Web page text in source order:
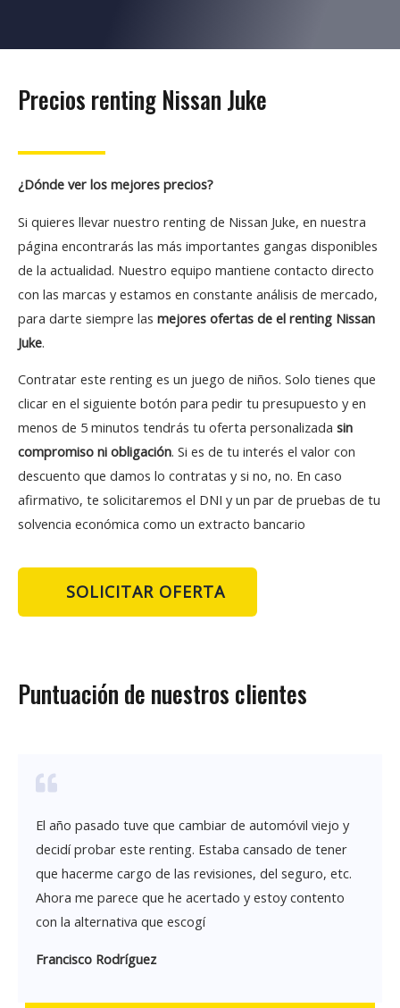
Precios renting Nissan Juke
¿Dónde ver los mejores precios?
Si quieres llevar nuestro renting de Nissan Juke, en nuestra
página encontrarás las más importantes gangas disponibles
de la actualidad. Nuestro equipo mantiene contacto directo
con las marcas y estamos en constante análisis de mercado,
para darte siempre las mejores ofertas de el renting Nissan
Juke.
Contratar este renting es un juego de niños. Solo tienes que
clicar en el siguiente botón para pedir tu presupuesto y en
menos de 5 minutos tendrás tu oferta personalizada sin
compromiso ni obligación. Si es de tu interés el valor con
descuento que damos lo contratas y si no, no. En caso
afirmativo, te solicitaremos el DNI y un par de pruebas de tu
solvencia económica como un extracto bancario
SOLICITAR OFERTA
Puntuación de nuestros clientes
El año pasado tuve que cambiar de automóvil viejo y
decidí probar este renting. Estaba cansado de tener
que hacerme cargo de las revisiones, del seguro, etc.
Ahora me parece que he acertado y estoy contento
con la alternativa que escogí
Francisco Rodríguez